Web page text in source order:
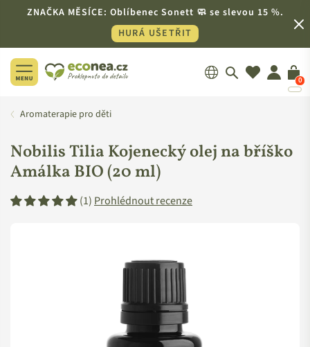
ZNAČKA MĚSÍCE: Oblíbenec Sonett 🧼 se slevou 15 %.
HURÁ UŠETŘIT
0
Aromaterapie pro děti
Nobilis Tilia Kojenecký olej na bříško
Amálka BIO (20 ml)
(1) Prohlédnout recenze